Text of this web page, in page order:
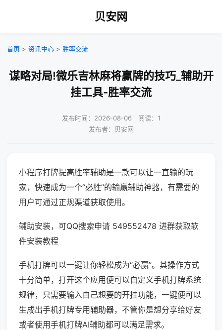
贝安网
首页 > 资讯中心 > 胜率交流
谋略对局!微乐吉林麻将赢牌的技巧_辅助开
挂工具-胜率交流
发布时间：2026-08-06｜阅读：1
发布者：贝安网
小程序打牌提高胜率辅助是一款可以让一直输的玩
家，快速成为一个“必胜”的输赢辅助神器，有需要的
用户可通过正规渠道获取使用。
辅助安装，可QQ搜索申请 549552478 进群获取软
件安装教程
手机打牌可以一键让你轻松成为“必赢”。其操作方式
十分简单，打开这个应用便可以自定义手机打牌系统
规律，只需要输入自己想要的开挂功能，一键便可以
生成出手机打牌专用辅助器，不管你是想分享给好友
或者使用手机打牌AI辅助都可以满足需求。